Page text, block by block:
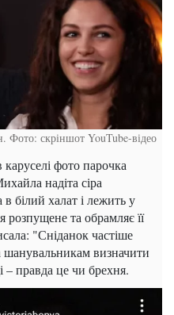
Фото: скріншот YouTube-відео
фото парочка
надіта сіра
білий халат і лежить у
розпущене та обрамляє її
"Сніданок частіше
визначити
– правда це чи брехня.